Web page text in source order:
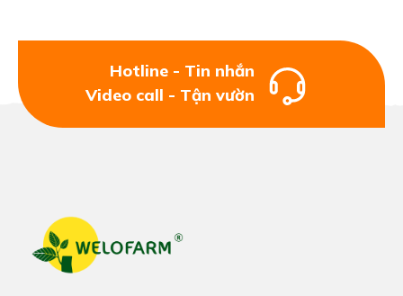
Hotline - Tin nhắn
Video call - Tận vườn